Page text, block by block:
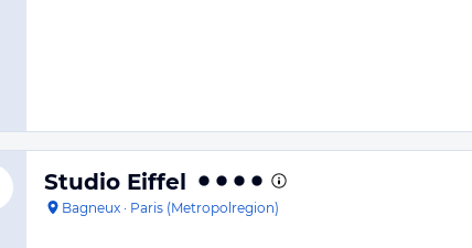
Studio Eiffel
Bagneux · Paris (Metropolregion)